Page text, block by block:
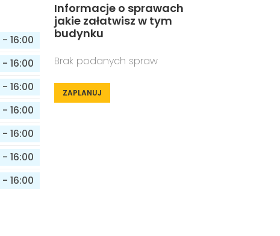
- 16:00
- 16:00
- 16:00
- 16:00
- 16:00
- 16:00
- 16:00
Informacje o sprawach
jakie załatwisz w tym
budynku
Brak podanych spraw
ZAPLANUJ